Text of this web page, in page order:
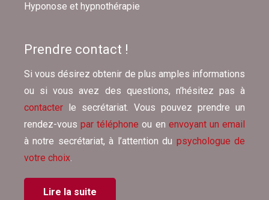
Hyponose et hypnothérapie
Prendre contact !
Si vous désirez obtenir de plus amples informations
ou si vous avez des questions, n’hésitez pas à
contacter le secrétariat. Vous pouvez prendre un
rendez-vouspar téléphone ou en envoyant un email
à notre secrétariat, à l’attention du psychologue de
votre choix
Lire la suite